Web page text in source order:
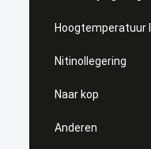
Hoogtemperatuur
Nitinollegering
Naar kop
Anderen